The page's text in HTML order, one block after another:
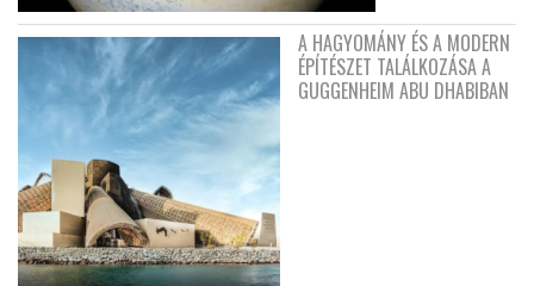
A HAGYOMÁNY ÉS A MODERN
ÉPÍTÉSZET TALÁLKOZÁSA A
GUGGENHEIM ABU DHABIBAN